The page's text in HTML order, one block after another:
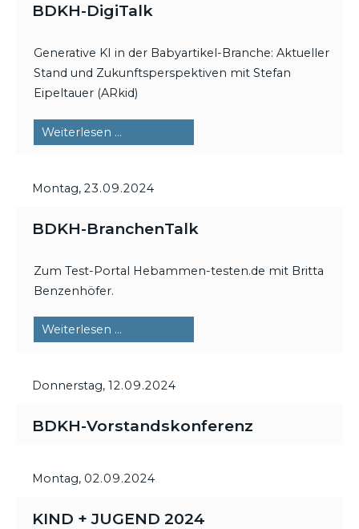
BDKH-DigiTalk
Generative KI in der Babyartikel-Branche: Aktueller
Stand und Zukunftsperspektiven mit Stefan
Eipeltauer (ARkid)
Weiterlesen …
Montag, 23.09.2024
BDKH-BranchenTalk
Zum Test-Portal Hebammen-testen.de mit Britta
Benzenhöfer.
Weiterlesen …
Donnerstag, 12.09.2024
BDKH-Vorstandskonferenz
Montag, 02.09.2024
KIND + JUGEND 2024